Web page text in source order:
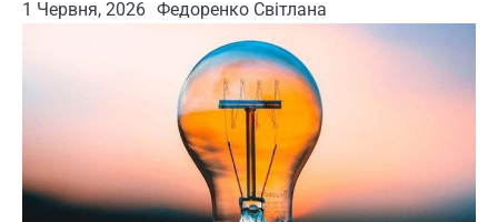
1 Червня, 2026 Федоренко Світлана